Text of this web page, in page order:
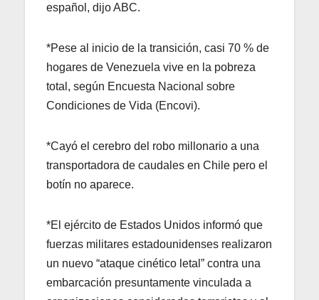
español, dijo ABC.
*Pese al inicio de la transición, casi 70 % de
hogares de Venezuela vive en la pobreza
total, según Encuesta Nacional sobre
Condiciones de Vida (Encovi).
*Cayó el cerebro del robo millonario a una
transportadora de caudales en Chile pero el
botín no aparece.
*El ejército de Estados Unidos informó que
fuerzas militares estadounidenses realizaron
un nuevo “ataque cinético letal” contra una
embarcación presuntamente vinculada a